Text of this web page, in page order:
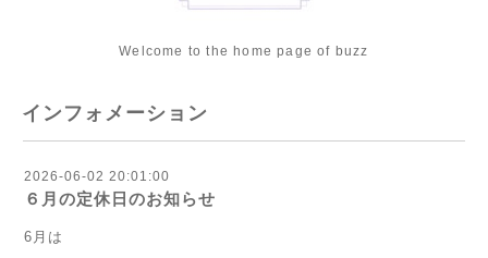
Welcome to the home page of buzz
インフォメーション
2026-06-02 20:01:00
６月の定休日のお知らせ
6月は